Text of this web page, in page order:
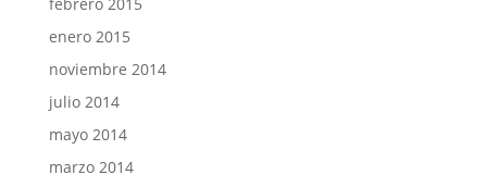
enero 2015
noviembre 2014
julio 2014
mayo 2014
marzo 2014